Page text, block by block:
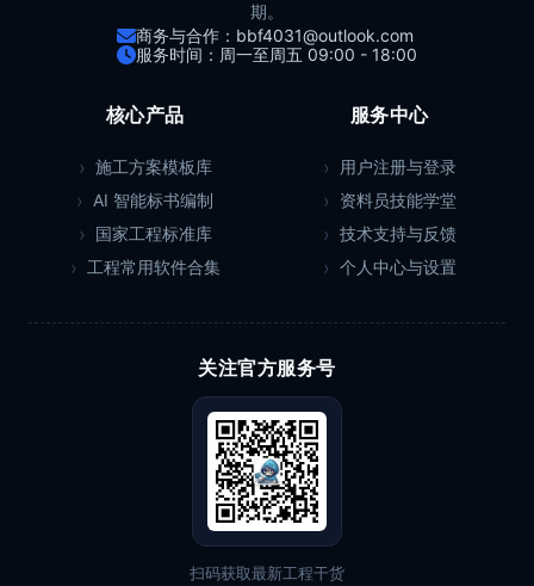
期。
商务与合作：bbf4031@outlook.com
服务时间：周一至周五 09:00 - 18:00
核心产品
施工方案模板库
AI 智能标书编制
国家工程标准库
工程常用软件合集
服务中心
用户注册与登录
资料员技能学堂
技术支持与反馈
个人中心与设置
关注官方服务号
扫码获取最新工程干货